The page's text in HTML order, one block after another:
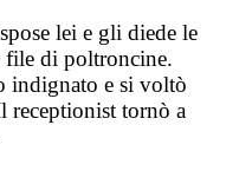
lei e gli diede le
file di poltroncine.
indignato e si voltò
receptionist tornò a